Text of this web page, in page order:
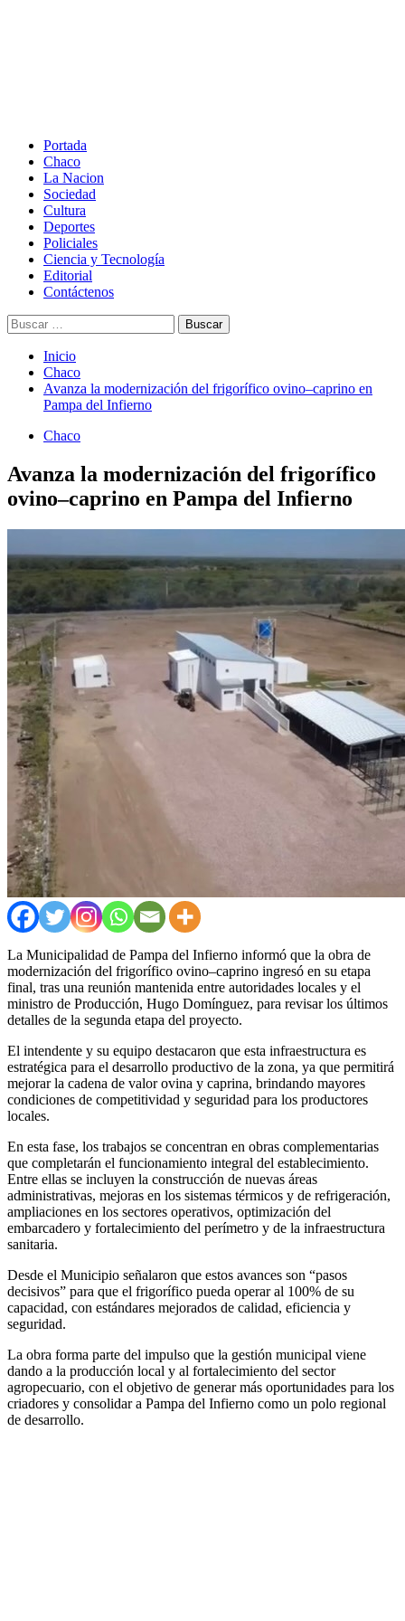
Portada
Chaco
La Nacion
Sociedad
Cultura
Deportes
Policiales
Ciencia y Tecnología
Editorial
Contáctenos
Buscar:
Inicio
Chaco
Avanza la modernización del frigorífico ovino–caprino en
Pampa del Infierno
Chaco
Avanza la modernización del frigorífico
ovino–caprino en Pampa del Infierno
La Municipalidad de Pampa del Infierno informó que la obra de
modernización del frigorífico ovino–caprino ingresó en su etapa
final, tras una reunión mantenida entre autoridades locales y el
ministro de Producción, Hugo Domínguez, para revisar los últimos
detalles de la segunda etapa del proyecto.
El intendente y su equipo destacaron que esta infraestructura es
estratégica para el desarrollo productivo de la zona, ya que permitirá
mejorar la cadena de valor ovina y caprina, brindando mayores
condiciones de competitividad y seguridad para los productores
locales.
En esta fase, los trabajos se concentran en obras complementarias
que completarán el funcionamiento integral del establecimiento.
Entre ellas se incluyen la construcción de nuevas áreas
administrativas, mejoras en los sistemas térmicos y de refrigeración,
ampliaciones en los sectores operativos, optimización del
embarcadero y fortalecimiento del perímetro y de la infraestructura
sanitaria.
Desde el Municipio señalaron que estos avances son “pasos
decisivos” para que el frigorífico pueda operar al 100% de su
capacidad, con estándares mejorados de calidad, eficiencia y
seguridad.
La obra forma parte del impulso que la gestión municipal viene
dando a la producción local y al fortalecimiento del sector
agropecuario, con el objetivo de generar más oportunidades para los
criadores y consolidar a Pampa del Infierno como un polo regional
de desarrollo.